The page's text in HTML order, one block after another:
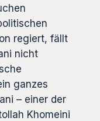
regiert, fällt
nicht
ganzes
– einer der
Khomeini